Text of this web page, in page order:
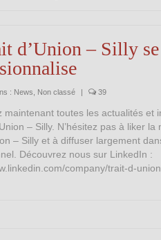
d’Union – Silly se
: News Non classé | 39
maintenant toutes les actualités et
– Silly. N’hésitez pas à liker
– Silly et à diffuser largement
Découvrez nous sur LinkedIn :
company/trait-d-